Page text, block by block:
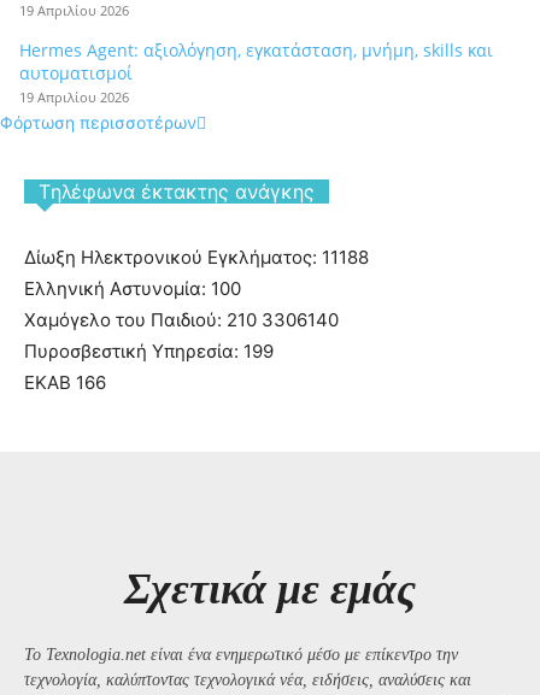
19 Απριλίου 2026
Hermes Agent: αξιολόγηση, εγκατάσταση, μνήμη, skills και
αυτοματισμοί
19 Απριλίου 2026
Φόρτωση περισσοτέρων
Tηλέφωνα έκτακτης ανάγκης
Δίωξη Ηλεκτρονικού Εγκλήματος: 11188
Ελληνική Αστυνομία: 100
Χαμόγελο του Παιδιού: 210 3306140
Πυροσβεστική Υπηρεσία: 199
ΕΚΑΒ 166
Σχετικά με εμάς
Το Texnologia.net είναι ένα ενημερωτικό μέσο με επίκεντρο την
τεχνολογία, καλύπτοντας τεχνολογικά νέα, ειδήσεις, αναλύσεις και